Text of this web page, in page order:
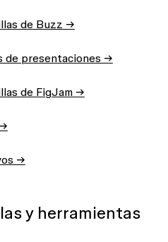
de Buzz →
de presentaciones →
de FigJam →
→
y herramientas